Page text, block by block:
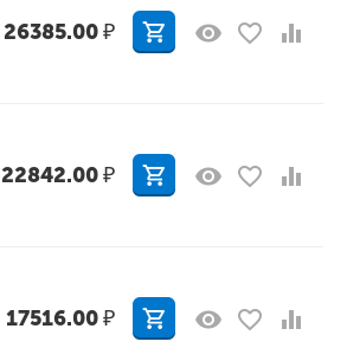
26385.00₽
22842.00₽
17516.00₽